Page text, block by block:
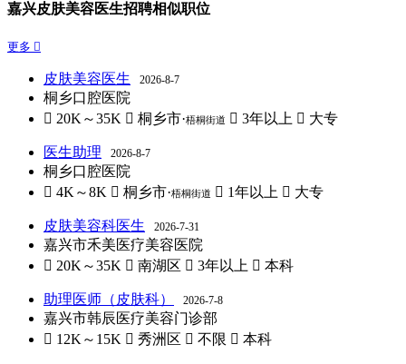
嘉兴皮肤美容医生招聘相似职位
更多 
皮肤美容医生 2026-8-7
桐乡口腔医院
 20K～35K  桐乡市·梧桐街道  3年以上  大专
医生助理 2026-8-7
桐乡口腔医院
 4K～8K  桐乡市·梧桐街道  1年以上  大专
皮肤美容科医生 2026-7-31
嘉兴市禾美医疗美容医院
 20K～35K  南湖区  3年以上  本科
助理医师（皮肤科） 2026-7-8
嘉兴市韩辰医疗美容门诊部
 12K～15K  秀洲区  不限  本科